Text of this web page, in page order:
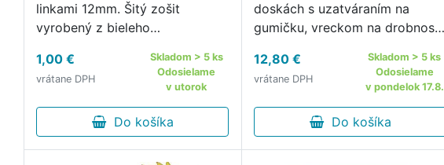
linkami 12mm. Šitý zošit
vyrobený z bieleho
upraveného na hladké a
príjemné písanie.
1,00 €
vrátane DPH
Skladom > 5 ks
Odosielame
v utorok
Do košíka
doskách s uzatváraním na
gumičku, vreckom na drobnosti
12,80 €
vrátane DPH
Skladom > 5 ks
Odosielame
v pondelok 17.8.
Do košíka